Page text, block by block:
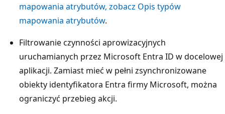
mapowania atrybutów, zobacz Opis typów
mapowania atrybutów.
Filtrowanie czynności aprowizacyjnych
uruchamianych przez Microsoft Entra ID w docelowej
aplikacji. Zamiast mieć w pełni zsynchronizowane
obiekty identyfikatora Entra firmy Microsoft, można
ograniczyć przebieg akcji.